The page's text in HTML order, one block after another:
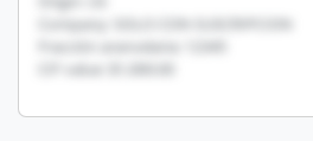
Company: SOLO CON SUSCRIPCION
Fracción arancelaria: 12345
CIF value: $1,000.00